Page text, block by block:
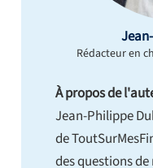
Rédacteur en
À propos de
Jean-Philippe
de
des questions